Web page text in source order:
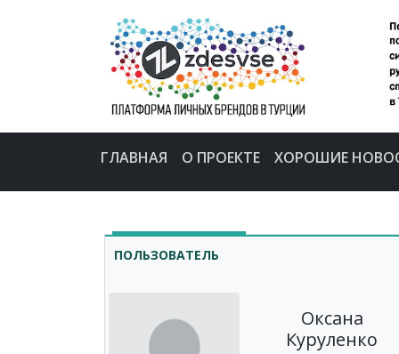
ГЛАВНАЯ О ПРОЕКТЕ ХОРОШИЕ
ПОЛЬЗОВАТЕЛЬ
Оксана
Куруленко